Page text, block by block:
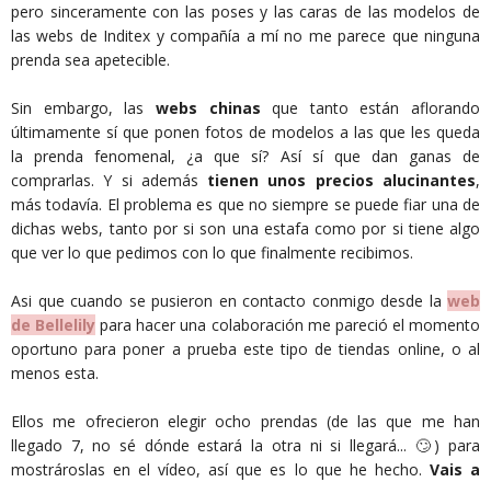
pero sinceramente con las poses y las caras de las modelos de
las webs de Inditex y compañía a mí no me parece que ninguna
prenda sea apetecible.
Sin embargo, las webs chinas que tanto están aflorando
últimamente sí que ponen fotos de modelos a las que les queda
la prenda fenomenal, ¿a que sí? Así sí que dan ganas de
comprarlas. Y si además tienen unos precios alucinantes,
más todavía. El problema es que no siempre se puede fiar una de
dichas webs, tanto por si son una estafa como por si tiene algo
que ver lo que pedimos con lo que finalmente recibimos.
Asi que cuando se pusieron en contacto conmigo desde la web
de Bellelily para hacer una colaboración me pareció el momento
oportuno para poner a prueba este tipo de tiendas online, o al
menos esta.
Ellos me ofrecieron elegir ocho prendas (de las que me han
llegado 7, no sé dónde estará la otra ni si llegará... 🙄) para
mostrároslas en el vídeo, así que es lo que he hecho. Vais a